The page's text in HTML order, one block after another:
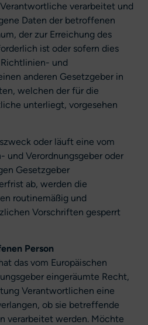
verarbeitet und
Daten der betroffenen
der zur Erreichung des
ist oder sofern dies
und
anderen Gesetzgeber in
welchen der für die
unterliegt, vorgesehen
oder läuft eine vom
und Verordnungsgeber oder
Gesetzgeber
ab, werden die
routinemäßig und
Vorschriften gesperrt
Person
das vom Europäischen
eingeräumte Recht,
Verantwortlichen eine
ob sie betreffende
verarbeitet werden. Möchte